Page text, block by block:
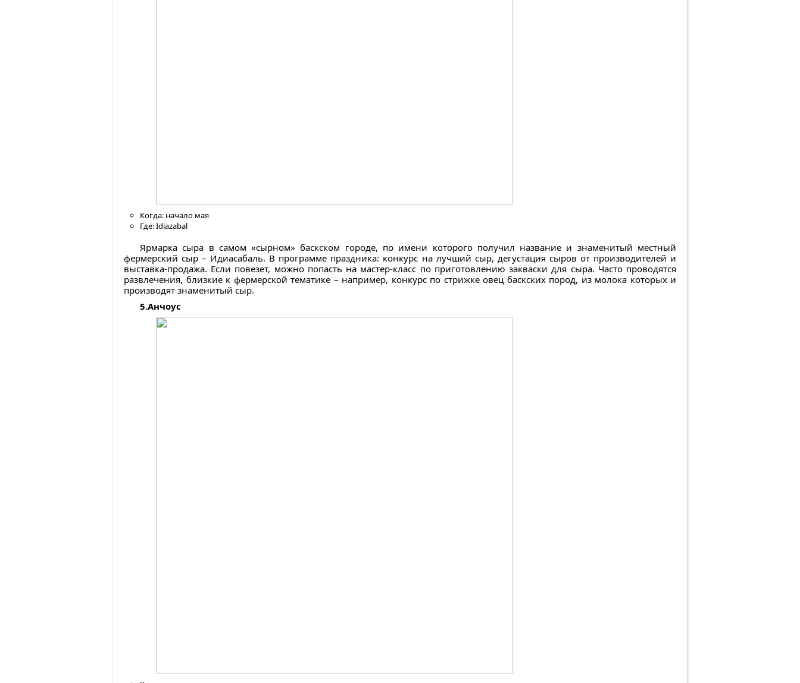
Когда: начало мая
Где: Idiazabal
Ярмарка сыра в самом «сырном» баскском городе, по имени которого получил название и знаменитый местный
фермерский сыр – Идиасабаль. В программе праздника: конкурс на лучший сыр, дегустация сыров от производителей и
выставка-продажа. Если повезет, можно попасть на мастер-класс по приготовлению закваски для сыра. Часто проводятся
развлечения, близкие к фермерской тематике – например, конкурс по стрижке овец баскских пород, из молока которых и
производят знаменитый сыр.
5.Анчоус